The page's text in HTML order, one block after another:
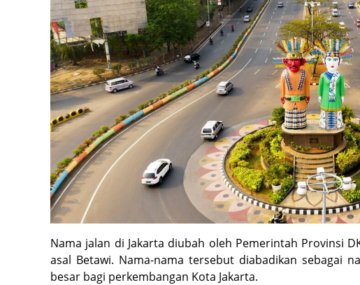
Nama jalan di Jakarta diubah oleh Pemerintah Provinsi
asal Betawi. Nama-nama tersebut diabadikan sebagai
besar bagi perkembangan Kota Jakarta.